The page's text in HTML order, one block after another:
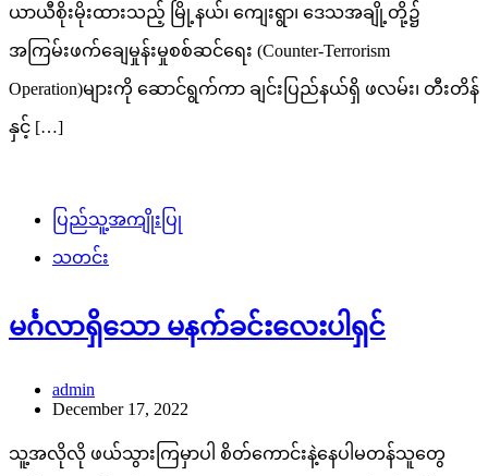
ယာယီစိုးမိုးထားသည့် မြို့နယ်၊ ကျေးရွာ၊ ဒေသအချို့တို့၌
အကြမ်းဖက်ချေမှုန်းမှုစစ်ဆင်ရေး (Counter-Terrorism
Operation)များကို ဆောင်ရွက်ကာ ချင်းပြည်နယ်ရှိ ဖလမ်း၊ တီးတိန်
နှင့် […]
ပြည်သူ့အကျိုးပြု
သတင်း
မင်္ဂလာရှိသော မနက်ခင်းလေးပါရှင်
admin
December 17, 2022
သူ့အလိုလို ဖယ်သွားကြမှာပါ စိတ်ကောင်းနဲ့နေပါမတန်သူတွေ